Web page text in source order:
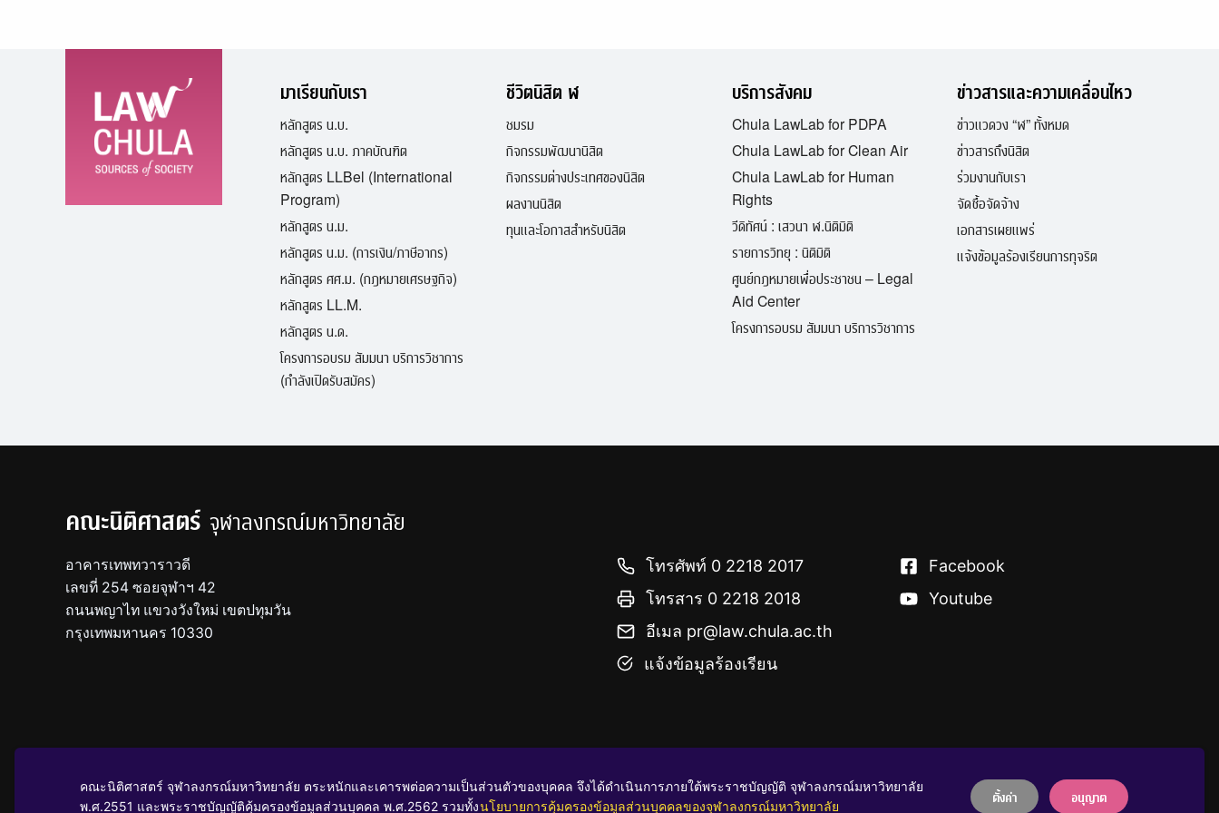
มาเรียนกับเรา
หลักสูตร น.บ.
หลักสูตร น.บ. ภาคบัณฑิต
หลักสูตร LLBel (International
Program)
หลักสูตร น.ม.
หลักสูตร น.ม. (การเงิน/ภาษีอากร)
หลักสูตร ศศ.ม. (กฎหมายเศรษฐกิจ)
หลักสูตร LL.M.
หลักสูตร น.ด.
โครงการอบรม สัมมนา บริการวิชาการ
(กำลังเปิดรับสมัคร)
ชีวิตนิสิต ฬ
ชมรม
กิจกรรมพัฒนานิสิต
กิจกรรมต่างประเทศของนิสิต
ผลงานนิสิต
ทุนและโอกาสสำหรับนิสิต
บริการสังคม
Chula LawLab for PDPA
Chula LawLab for Clean Air
Chula LawLab for Human
Rights
วีดิทัศน์ : เสวนา ฬ.นิติมิติ
รายการวิทยุ : นิติมิติ
ศูนย์กฎหมายเพื่อประชาชน – Legal
Aid Center
โครงการอบรม สัมมนา บริการวิชาการ
ข่าวสารและความเคลื่อนไหว
ข่าวแวดวง “ฬ” ทั้งหมด
ข่าวสารถึงนิสิต
ร่วมงานกับเรา
จัดซื้อจัดจ้าง
เอกสารเผยแพร่
แจ้งข้อมูลร้องเรียนการทุจริต
คณะนิติศาสตร์ จุฬาลงกรณ์มหาวิทยาลัย
อาคารเทพทวาราวดี
เลขที่ 254 ซอยจุฬาฯ 42
ถนนพญาไท แขวงวังใหม่ เขตปทุมวัน
กรุงเทพมหานคร 10330
โทรศัพท์ 0 2218 2017
โทรสาร 0 2218 2018
อีเมล pr@law.chula.ac.th
แจ้งข้อมูลร้องเรียน
Facebook
Youtube
นโยบายคุ้มครองข้อมูลส่วนบุคคล
บริจาคให้ ฬ
คณะนิติศาสตร์ จุฬาลงกรณ์มหาวิทยาลัย ตระหนักและเคารพต่อความเป็นส่วนตัวของบุคคล จึงได้ดำเนินการภายใต้พระราชบัญญัติ จุฬาลงกรณ์มหาวิทยาลัย
พ.ศ.2551 และพระราชบัญญัติคุ้มครองข้อมูลส่วนบุคคล พ.ศ.2562 รวมทั้งนโยบายการคุ้มครองข้อมูลส่วนบุคคลของจุฬาลงกรณ์มหาวิทยาลัย
ตั้งค่า อนุญาต